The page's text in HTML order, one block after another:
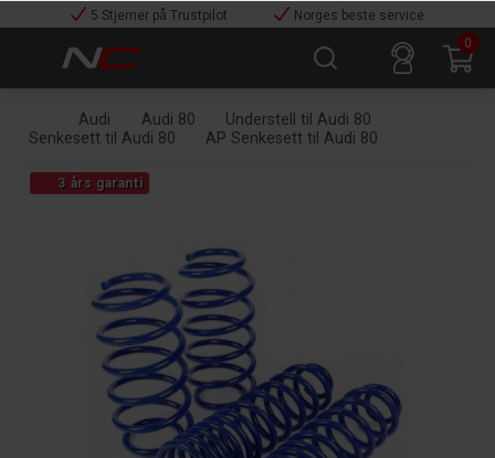
5 Stjerner på Trustpilot
Norges beste service
0
Audi Audi 80
Understell til Audi 80
Senkesett til Audi 80
AP Senkesett til Audi 80
3 års garanti